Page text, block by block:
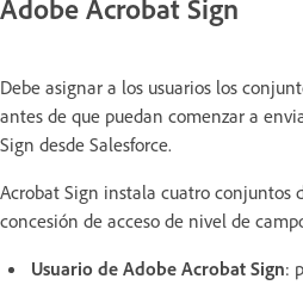
Adobe Acrobat Sign
Debe asignar a los usuarios los
antes de que puedan comenzar a
Sign desde Salesforce.
Acrobat Sign instala cuatro conjuntos
concesión de acceso de nivel de
Usuario de Adobe Acrobat Sign: